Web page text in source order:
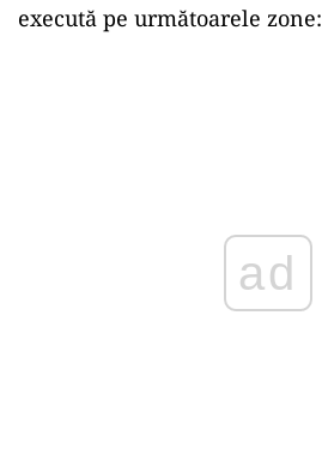
execută pe următoarele zone:
ad